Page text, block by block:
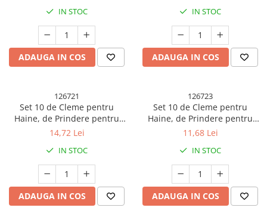
IN STOC
ADAUGA IN COS
Verde
IN STOC
ADAUGA IN COS
126721
Set 10 de Cleme pentru
Haine, de Prindere pentru
Pantaloni, Atasabile la
Galben
14,72 Lei
IN STOC
ADAUGA IN COS
126723
Set 10 de Cleme pentru
Haine, de Prindere pentru
Pantaloni, Atasabile la
Maro
11,68 Lei
IN STOC
ADAUGA IN COS